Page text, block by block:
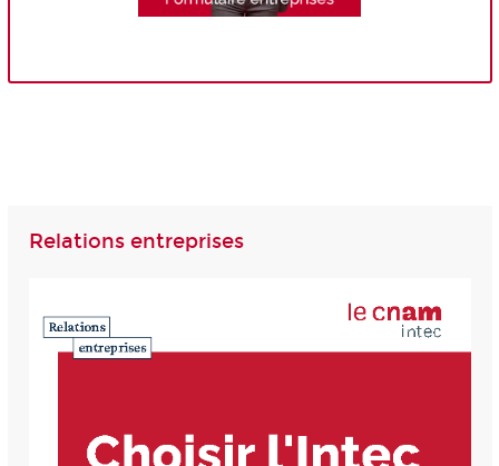
Relations entreprises